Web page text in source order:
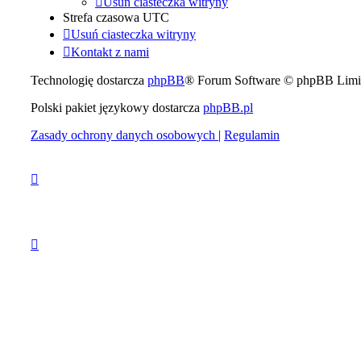
Strefa czasowa UTC
Usuń ciasteczka witryny
Kontakt z nami
Technologię dostarcza phpBB® Forum Software © phpBB
Polski pakiet językowy dostarcza phpBB.pl
Zasady ochrony danych osobowych | Regulamin